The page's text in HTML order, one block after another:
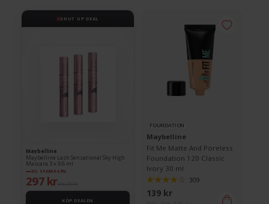
SHUT UP DEAL
Maybelline
Maybelline Lash Sensational Sky High
Mascara 3 x 9.6 ml
DU SPARAR 48%
297 kr
KÖP DEALEN
FOUNDATION
Maybelline
Fit Me Matte And Poreless
Foundation 120 Classic
Ivory 30 ml
309
139 kr